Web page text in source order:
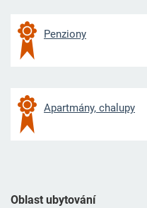
Penziony
Apartmány, chalupy
Oblast ubytování